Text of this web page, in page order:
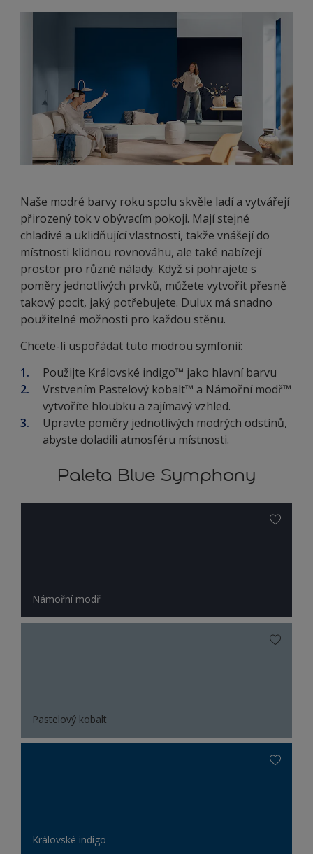
Naše modré barvy roku spolu skvěle ladí a vytvářejí
přirozený tok v obývacím pokoji. Mají stejné
chladivé a uklidňující vlastnosti, takže vnášejí do
místnosti klidnou rovnováhu, ale také nabízejí
prostor pro různé nálady. Když si pohrajete s
poměry jednotlivých prvků, můžete vytvořit přesně
takový pocit, jaký potřebujete. Dulux má snadno
použitelné možnosti pro každou stěnu.
Chcete-li uspořádat tuto modrou symfonii:
Použijte Královské indigo™ jako hlavní barvu
Vrstvením Pastelový kobalt™ a Námořní modř™
vytvoříte hloubku a zajímavý vzhled.
Upravte poměry jednotlivých modrých odstínů,
abyste doladili atmosféru místnosti.
Paleta Blue Symphony
Námořní modř
Pastelový kobalt
Královské indigo